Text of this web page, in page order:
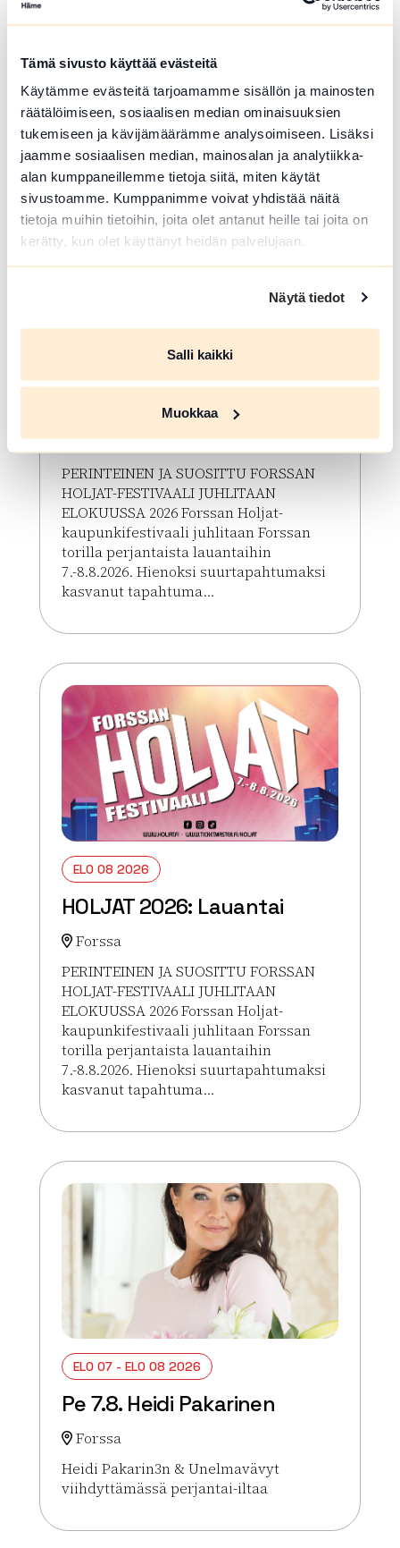
Tämä sivusto käyttää evästeitä
Käytämme evästeitä tarjoamamme sisällön ja mainosten
räätälöimiseen, sosiaalisen median ominaisuuksien
tukemiseen ja kävijämäärämme analysoimiseen. Lisäksi
jaamme sosiaalisen median, mainosalan ja analytiikka-
alan kumppaneillemme tietoja siitä, miten käytät
sivustoamme. Kumppanimme voivat yhdistää näitä
tietoja muihin tietoihin, joita olet antanut heille tai joita on
kerätty, kun olet käyttänyt heidän palvelujaan.
Näytä tiedot
Salli kaikki
Muokkaa
kaupunkifestivaali juhlitaan Forssan
torilla perjantaista lauantaihin
kasvanut tapahtuma...
Lue lisää tapahtumasta HOLJAT 2026: Golden VIP
HOLJAT 2026: Silver VIP
Forssa
PERINTEINEN JA SUOSITTU FORSSAN
HOLJAT-FESTIVAALI JUHLITAAN
ELOKUUSSA 2026 Forssan Holjat-
kaupunkifestivaali juhlitaan Forssan
torilla perjantaista lauantaihin
7.-8.8.2026. Hienoksi suurtapahtumaksi
kasvanut tapahtuma...
Lue lisää tapahtumasta HOLJAT 2026: Silver VIP
ELO 08 2026
HOLJAT 2026: Lauantai
Forssa
PERINTEINEN JA SUOSITTU FORSSAN
HOLJAT-FESTIVAALI JUHLITAAN
ELOKUUSSA 2026 Forssan Holjat-
kaupunkifestivaali juhlitaan Forssan
torilla perjantaista lauantaihin
7.-8.8.2026. Hienoksi suurtapahtumaksi
kasvanut tapahtuma...
Lue lisää tapahtumasta HOLJAT 2026: Lauantai
ELO 07 - ELO 08 2026
Pe 7.8. Heidi Pakarinen
Forssa
Heidi Pakarin3n & Unelmavävyt
viihdyttämässä perjantai-iltaa
Lue lisää tapahtumasta Pe 7.8. Heidi Pakarinen